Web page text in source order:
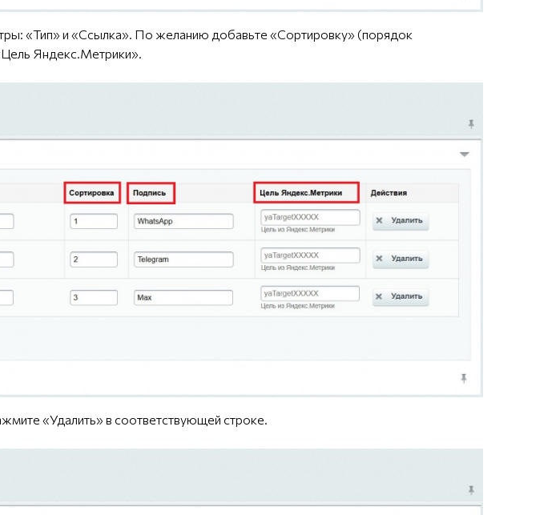
«Тип» и «Ссылка». По желанию добавьте «Сортировку» (порядок
Яндекс.Метрики».
«Удалить» в соответствующей строке.